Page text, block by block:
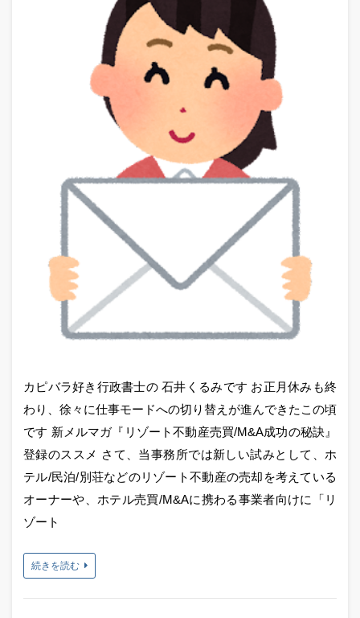
カピバラ好き行政書士の 石井くるみです お正月休みも終
わり、徐々に仕事モードへの切り替えが進んできたこの頃
です 新メルマガ『リゾート不動産売買/M&A成功の秘訣』
登録のススメ さて、当事務所では新しい試みとして、ホ
テル/民泊/別荘などのリゾート不動産の売却を考えている
オーナーや、ホテル売買/M&Aに携わる事業者向けに「リ
ゾート
続きを読む